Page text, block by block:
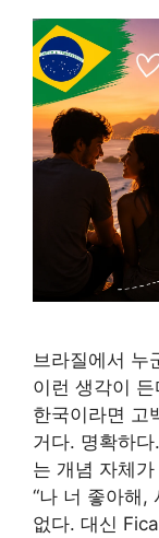
브라질에서 누
이런 생각이
한국이라면 고
거다. 명확하
는 개념 자체
“나 너 좋아해,
없다. 대신